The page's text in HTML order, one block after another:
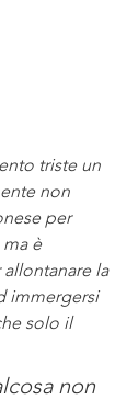
triste un
non
per
è
la
immergersi
solo il
non